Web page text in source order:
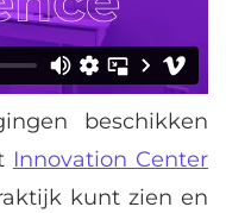
beschikken
Innovation Center
kunt zien en